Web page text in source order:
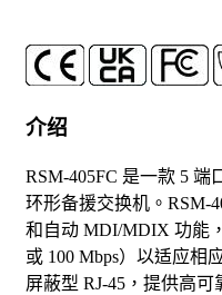
介绍
RSM-405FC 是一款 5 端
环形备援交换机。RSM-
和自动 MDI/MDIX 功能
或 100 Mbps）以适应相
屏蔽型 RJ-45，提供高